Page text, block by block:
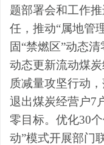
题部署会和工作
任，推动“属地管
固“禁燃区”动态清
动态更新流动煤
质减量攻坚行动
退出煤炭经营户7
零目标。 优化30
动”模式开展部门